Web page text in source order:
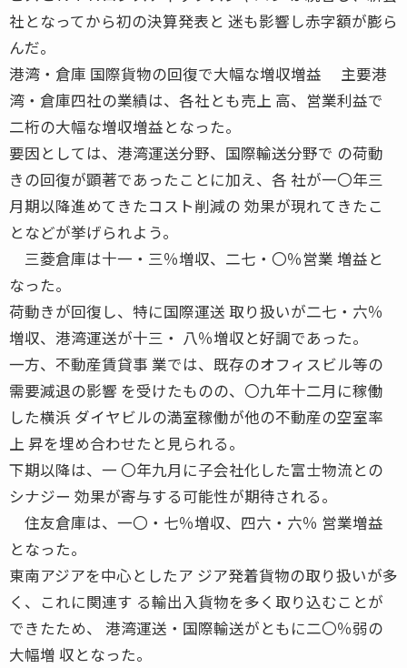
社となってから初の決算発表と 迷も影響し赤字額が膨ら
んだ。
港湾・倉庫 国際貨物の回復で大幅な増収増益 主要港
湾・倉庫四社の業績は、各社とも売上 高、営業利益で
二桁の大幅な増収増益となった。
要因としては、港湾運送分野、国際輸送分野で の荷動
きの回復が顕著であったことに加え、各 社が一〇年三
月期以降進めてきたコスト削減の 効果が現れてきたこ
となどが挙げられよう。
三菱倉庫は十一・三％増収、二七・〇％営業 増益と
なった。
荷動きが回復し、特に国際運送 取り扱いが二七・六％
増収、港湾運送が十三・ 八％増収と好調であった。
一方、不動産賃貸事 業では、既存のオフィスビル等の
需要減退の影響 を受けたものの、〇九年十二月に稼働
した横浜 ダイヤビルの満室稼働が他の不動産の空室率
上 昇を埋め合わせたと見られる。
下期以降は、一 〇年九月に子会社化した富士物流との
シナジー 効果が寄与する可能性が期待される。
住友倉庫は、一〇・七％増収、四六・六％ 営業増益
となった。
東南アジアを中心としたア ジア発着貨物の取り扱いが多
く、これに関連す る輸出入貨物を多く取り込むことが
できたため、 港湾運送・国際輸送がともに二〇％弱の
大幅増 収となった。